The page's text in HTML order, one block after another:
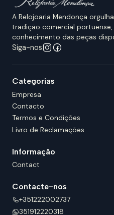
A Relojoaria Mendonça
tradição comercial portuense,
conhecimento das peças
Siga-nos
Categorias
Empresa
Contacto
Termos e Condições
Livro de Reclamações
Informação
Contact
Contacte-nos
+351222002737
351912220318